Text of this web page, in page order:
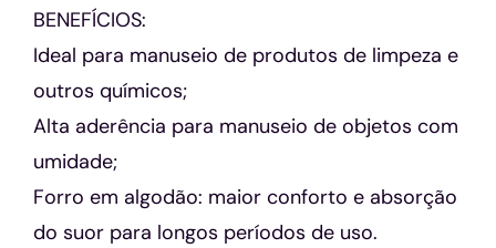
BENEFÍCIOS:
Ideal para manuseio de produtos de limpeza e
outros químicos;
Alta aderência para manuseio de objetos com
umidade;
Forro em algodão: maior conforto e absorção
do suor para longos períodos de uso.